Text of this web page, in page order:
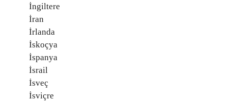
İngiltere
İran
İrlanda
İskoçya
İspanya
İsrail
İsveç
İsviçre